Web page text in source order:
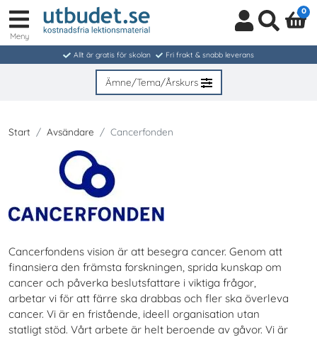
in
/
Meny
0
Allt är gratis för skolan Fri frakt & snabb leverans
Ämne/Tema/Årskurs
Start Avsändare Cancerfonden
Cancerfondens vision är att besegra cancer. Genom att
finansiera den främsta forskningen, sprida kunskap om
cancer och påverka beslutsfattare i viktiga frågor,
arbetar vi för att färre ska drabbas och fler ska överleva
cancer. Vi är en fristående, ideell organisation utan
statligt stöd. Vårt arbete är helt beroende av gåvor. Vi är